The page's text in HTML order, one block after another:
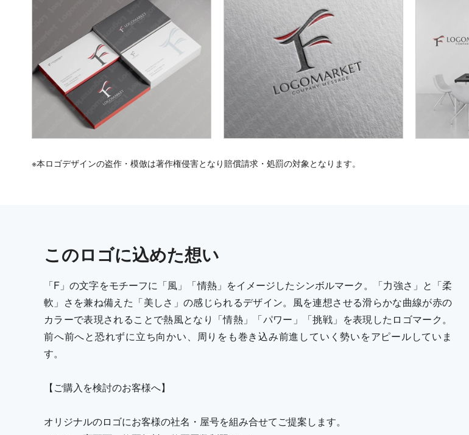
※本ロゴデザインの盗作・模倣は著作権侵害となり賠償請求・処罰の対象となります。
このロゴに込めた想い
「F」の文字をモチーフに「風」「情熱」をイメージしたシンボルマーク。「力強さ」と「柔
軟」さを兼ね備えた「美しさ」の感じられるデザイン。風を連想させる滑らかな曲線が赤の
カラーで表現されることで熱風となり「情熱」「パワー」「挑戦」を表現したロゴマーク。
前へ前へと恐れずに立ち向かい、周りをも巻き込み前進していく勢いをアピールしていま
す。
【ご購入を検討のお客様へ】
オリジナルのロゴにお客様の社名・屋号を組み合せてご提案します。